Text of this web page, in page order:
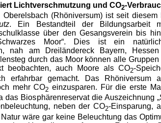
Lichtverschmutzung und CO2-
Oberelsbach (Rhöniversum) ist seit
. Ein Bestandteil der Bildungsarbeit
über den Gesangsverein bis
Moor“. Dies ist ein
nah am Dreiländereck Bayern,
durch das Moor können alle
beobachten, auch Moore als CO2-
erfahrbar gemacht. Das Rhöniversum
mehr CO2 einzusparen. Für die erste
das Biosphärenreservat die Auszeichnung
neben der CO2-Einsparung,
wäre gar keine Beleuchtung das